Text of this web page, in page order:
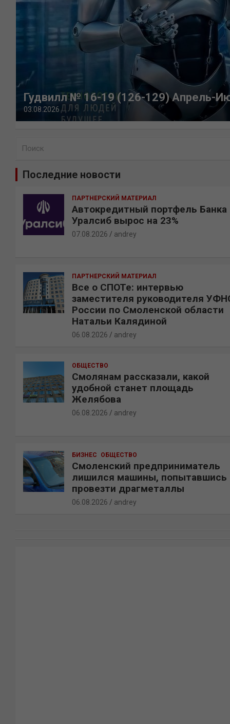
Гудвилл № 16-19 (126-129) Апрель-
03.08.2026
Последние новости
ПАРТНЕРСКИЙ МАТЕРИАЛ
Автокредитный портфель Банка
Уралсиб вырос на 23%
07.08.2026 andrey
ПАРТНЕРСКИЙ МАТЕРИАЛ
Все о СПОТе: интервью
заместителя руководителя
России по Смоленской области
Натальи Калядиной
06.08.2026 andrey
ОБЩЕСТВО
Смолянам рассказали, какой
удобной станет площадь
Желябова
06.08.2026 andrey
БИЗНЕС ОБЩЕСТВО
Смоленский предприниматель
лишился машины, попытавшись
провезти драгметаллы
06.08.2026 andrey